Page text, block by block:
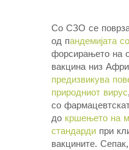
Со СЗО се
од пандемијата
форсирањето на
вакцина низ
предизвикува
природниот вирус
со
до кршењето на
стандарди при
вакцините.